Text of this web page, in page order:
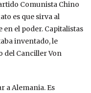
Comunista Chino
es que sirva al
el poder. Capitalistas
inventado, le
del Canciller Von
a Alemania. Es